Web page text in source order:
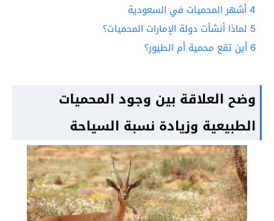
4أشهر المحميات في السعودية
5 لماذا أنشأت دولة الإمارات المحميات؟
6 أين تقع محمية أم الطيور؟
وضح العلاقة بين وجود المحميات
الطبيعية وزيادة نسبة السياحة